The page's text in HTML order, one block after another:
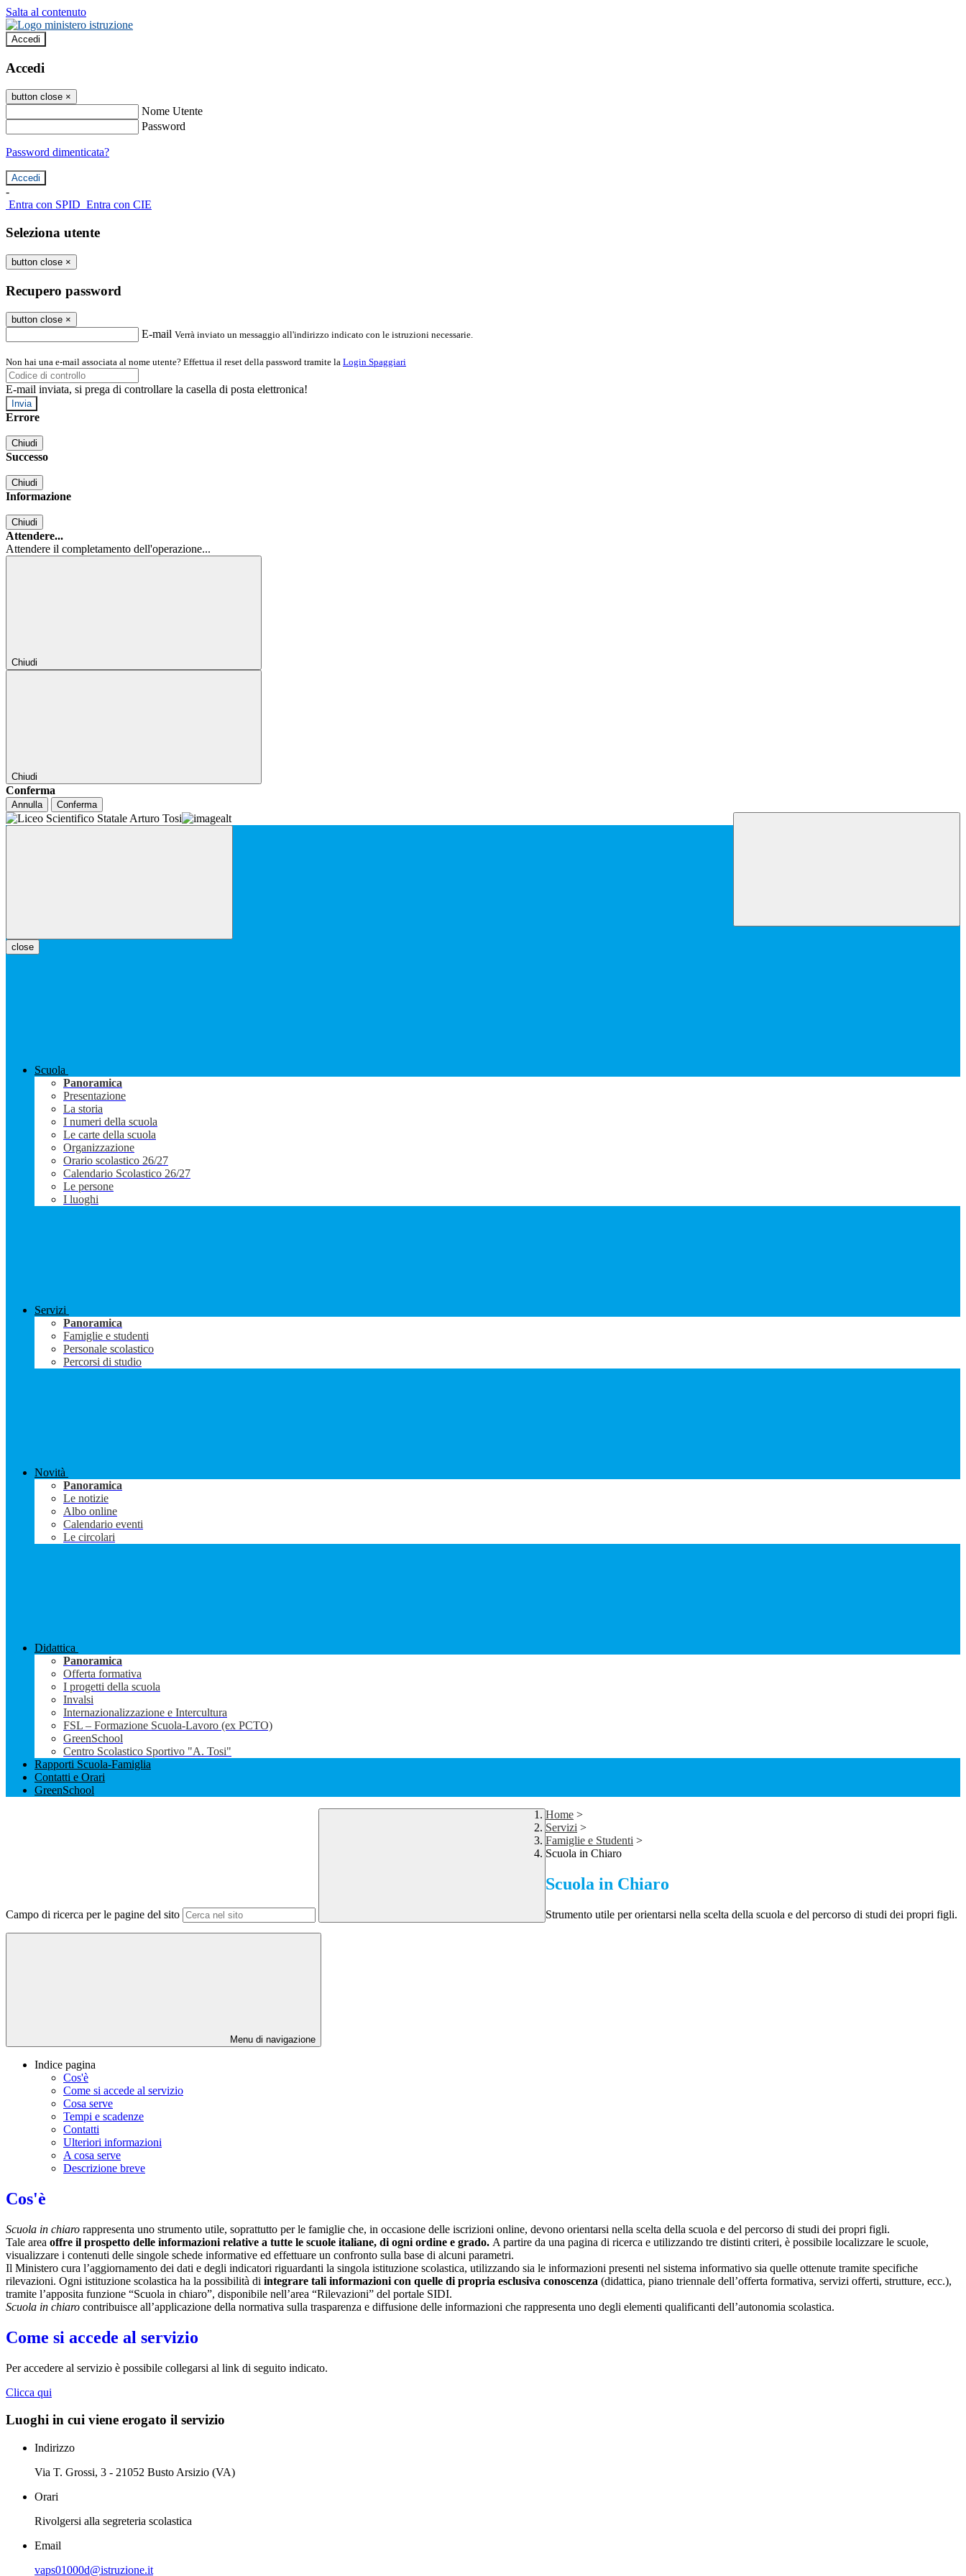
Salta al contenuto
Accedi
Accedi
button close ×
Nome Utente
Password
Password dimenticata?
-
Entra con SPID Entra con CIE
Seleziona utente
button close ×
Recupero password
button close ×
E-mail Verrà inviato un messaggio all'indirizzo indicato con le istruzioni necessarie.
Non hai una e-mail associata al nome utente? Effettua il reset della password tramite la Login Spaggiari
E-mail inviata, si prega di controllare la casella di posta elettronica!
Errore
Chiudi
Successo
Chiudi
Informazione
Chiudi
Attendere...
Attendere il completamento dell'operazione...
Chiudi
Chiudi
Conferma
Annulla Conferma
close
Scuola
Panoramica
Presentazione
La storia
I numeri della scuola
Le carte della scuola
Organizzazione
Orario scolastico 26/27
Calendario Scolastico 26/27
Le persone
I luoghi
Servizi
Panoramica
Famiglie e studenti
Personale scolastico
Percorsi di studio
Novità
Panoramica
Le notizie
Albo online
Calendario eventi
Le circolari
Didattica
Panoramica
Offerta formativa
I progetti della scuola
Invalsi
Internazionalizzazione e Intercultura
FSL – Formazione Scuola-Lavoro (ex PCTO)
GreenSchool
Centro Scolastico Sportivo "A. Tosi"
Rapporti Scuola-Famiglia
Contatti e Orari
GreenSchool
Campo di ricerca per le pagine del sito
Home >
Servizi >
Famiglie e Studenti >
Scuola in Chiaro
Scuola in Chiaro
Strumento utile per orientarsi nella scelta della scuola e del percorso di studi dei propri figli.
Menu di navigazione
Indice pagina
Cos'è
Come si accede al servizio
Cosa serve
Tempi e scadenze
Contatti
Ulteriori informazioni
A cosa serve
Descrizione breve
Cos'è
Scuola in chiaro rappresenta uno strumento utile, soprattutto per le famiglie che, in occasione delle iscrizioni online, devono orientarsi nella scelta della scuola e del percorso di studi dei propri figli.
Tale area offre il prospetto delle informazioni relative a tutte le scuole italiane, di ogni ordine e grado. A partire da una pagina di ricerca e utilizzando tre distinti criteri, è possibile localizzare le scuole,
visualizzare i contenuti delle singole schede informative ed effettuare un confronto sulla base di alcuni parametri.
Il Ministero cura l’aggiornamento dei dati e degli indicatori riguardanti la singola istituzione scolastica, utilizzando sia le informazioni presenti nel sistema informativo sia quelle ottenute tramite specifiche
rilevazioni. Ogni istituzione scolastica ha la possibilità di integrare tali informazioni con quelle di propria esclusiva conoscenza (didattica, piano triennale dell’offerta formativa, servizi offerti, strutture, ecc.),
tramite l’apposita funzione “Scuola in chiaro”, disponibile nell’area “Rilevazioni” del portale SIDI.
Scuola in chiaro contribuisce all’applicazione della normativa sulla trasparenza e diffusione delle informazioni che rappresenta uno degli elementi qualificanti dell’autonomia scolastica.
Come si accede al servizio
Per accedere al servizio è possibile collegarsi al link di seguito indicato.
Clicca qui
Luoghi in cui viene erogato il servizio
Indirizzo
Via T. Grossi, 3 - 21052 Busto Arsizio (VA)
Orari
Rivolgersi alla segreteria scolastica
Email
vaps01000d@istruzione.it